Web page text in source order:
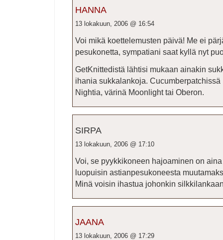
HANNA
13 lokakuun, 2006 @ 16:54
Voi mikä koettelemusten päivä! Me ei
pesukonetta, sympatiani saat kyllä nyt
GetKnittedistä lähtisi mukaan ainakin
ihania sukkalankoja.
Nightia, värinä Moonlight tai Oberon.
SIRPA
13 lokakuun, 2006 @ 17:10
Voi, se pyykkikoneen hajoaminen on
luopuisin astianpesukoneesta
Minä voisin ihastua johonkin
JAANA
13 lokakuun, 2006 @ 17:29